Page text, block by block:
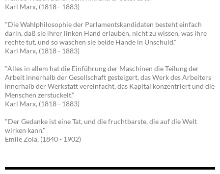
Karl Marx, (1818 - 1883)
"Die Wahlphilosophie der Parlamentskandidaten besteht einfach
darin, daß sie ihrer linken Hand erlauben, nicht zu wissen, was ihre
rechte tut, und so waschen sie beide Hände in Unschuld."
Karl Marx, (1818 - 1883)
"Alles in allem hat die Einführung der Maschinen die Teilung der
Arbeit innerhalb der Gesellschaft gesteigert, das Werk des Arbeiters
innerhalb der Werkstatt vereinfacht, das Kapital konzentriert und die
Menschen zerstückelt."
Karl Marx, (1818 - 1883)
"Der Gedanke ist eine Tat, und die fruchtbarste, die auf die Welt
wirken kann."
Emile Zola, (1840 - 1902)